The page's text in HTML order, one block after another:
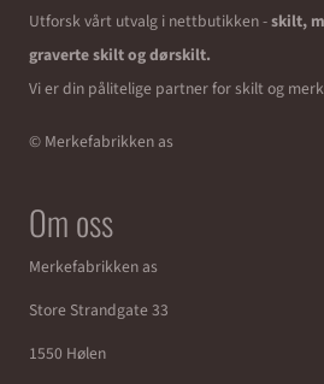
Utforsk vårt utvalg i nettbutikken -skilt,
graverte skilt og dørskilt.
Vi er din pålitelige partner for skilt og
© Merkefabrikken as
Om oss
Merkefabrikken as
Store Strandgate 33
1550 Hølen